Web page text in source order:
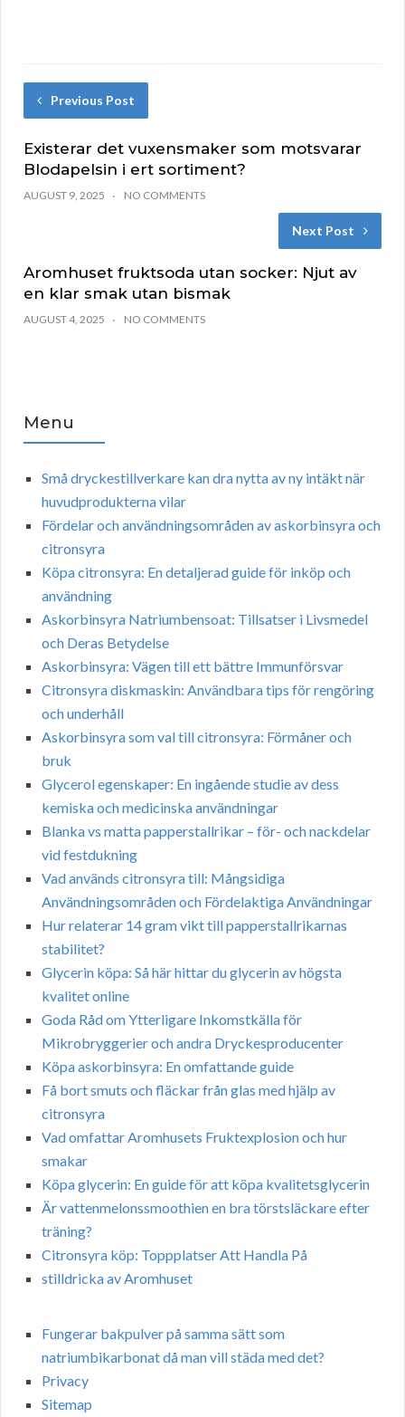
Previous Post
Existerar det vuxensmaker som motsvarar
Blodapelsin i ert sortiment?
AUGUST 9, 2025 NO COMMENTS
Next Post
Aromhuset fruktsoda utan socker: Njut av
en klar smak utan bismak
AUGUST 4, 2025 NO COMMENTS
Menu
Små dryckestillverkare kan dra nytta av ny intäkt när
huvudprodukterna vilar
Fördelar och användningsområden av askorbinsyra och
citronsyra
Köpa citronsyra: En detaljerad guide för inköp och
användning
Askorbinsyra Natriumbensoat: Tillsatser i Livsmedel
och Deras Betydelse
Askorbinsyra: Vägen till ett bättre Immunförsvar
Citronsyra diskmaskin: Användbara tips för rengöring
och underhåll
Askorbinsyra som val till citronsyra: Förmåner och
bruk
Glycerol egenskaper: En ingående studie av dess
kemiska och medicinska användningar
Blanka vs matta papperstallrikar – för- och nackdelar
vid festdukning
Vad används citronsyra till: Mångsidiga
Användningsområden och Fördelaktiga Användningar
Hur relaterar 14 gram vikt till papperstallrikarnas
stabilitet?
Glycerin köpa: Så här hittar du glycerin av högsta
kvalitet online
Goda Råd om Ytterligare Inkomstkälla för
Mikrobryggerier och andra Dryckesproducenter
Köpa askorbinsyra: En omfattande guide
Få bort smuts och fläckar från glas med hjälp av
citronsyra
Vad omfattar Aromhusets Fruktexplosion och hur
smakar
Köpa glycerin: En guide för att köpa kvalitetsglycerin
Är vattenmelonssmoothien en bra törstsläckare efter
träning?
Citronsyra köp: Toppplatser Att Handla På
stilldricka av Aromhuset
Fungerar bakpulver på samma sätt som
natriumbikarbonat då man vill städa med det?
Privacy
Sitemap